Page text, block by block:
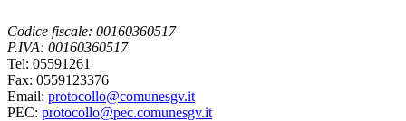
Codice fiscale: 00160360517
P.IVA: 00160360517
Tel: 05591261
Fax: 0559123376
Email: protocollo@comunesgv.it
PEC: protocollo@pec.comunesgv.it